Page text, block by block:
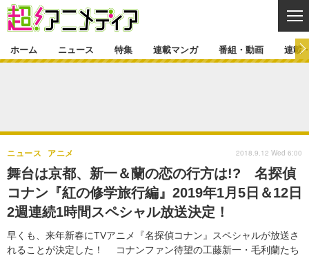
ゲーム・アプリ マンガ
グッズ イベント
声優 コスプレ
舞台 新帝スタ
特集一覧 カバー
ラキりす
連載マンガ
連載マンガ一覧
番組・動画
番組・動画一覧 ラジオ
動画
連載・ブログ
連載・ブログ一覧
編集部ブログ・お知らせ
ホーム ニュース 特集 連載マンガ 番組・動画 連載
舞台は京都、新一＆蘭の恋の行方は!? 名探偵
コナン『紅の修学旅行編』2019年1月5日＆12日
2週連続1時間スペシャル放送決定！
早くも、来年新春にTVアニメ『名探偵コナン』スペシャルが放送さ
れることが決定した！ コナンファン待望の工藤新一・毛利蘭たち
ニュース アニメ 2018.9.12 Wed 6:00